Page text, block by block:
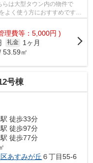
は大型タウン内の物件で
よく使う方におすすめです。
理費等：5,000円 )
礼金
1ヶ月
53.59㎡
号棟
駅 徒歩33分
駅 徒歩97分
駅 徒歩77分
あすみが丘 ６丁目55-6